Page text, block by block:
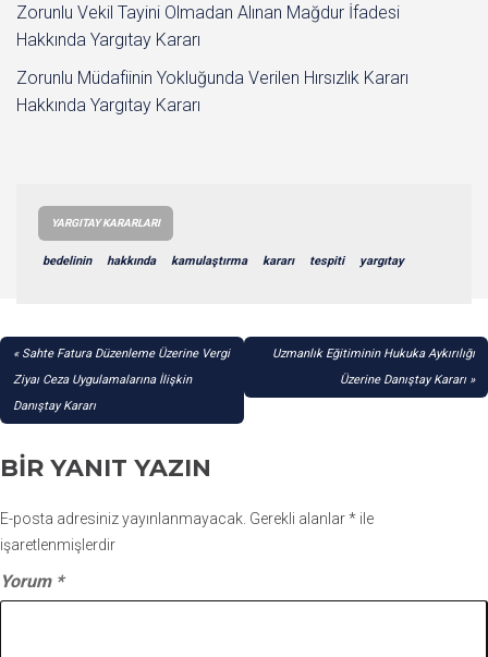
Zorunlu Vekil Tayini Olmadan Alınan Mağdur İfadesi
Hakkında Yargıtay Kararı
Zorunlu Müdafiinin Yokluğunda Verilen Hırsızlık Kararı
Hakkında Yargıtay Kararı
YARGITAY KARARLARI
bedelinin hakkında kamulaştırma kararı tespiti yargıtay
YAZI
GEZINMESI
Sahte Fatura Düzenleme Üzerine Vergi
Ziyaı Ceza Uygulamalarına İlişkin
Danıştay Kararı
Uzmanlık Eğitiminin Hukuka Aykırılığı
Üzerine Danıştay Kararı
BIR YANIT YAZIN
E-posta adresiniz yayınlanmayacak. Gerekli alanlar* ile
işaretlenmişlerdir
Yorum *